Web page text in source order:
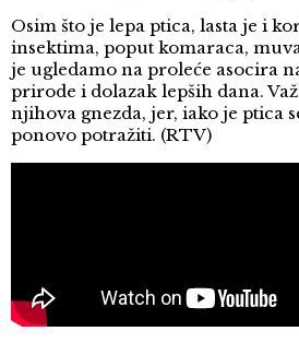
Osim što je lepa ptica, lasta je i
insektima, poput komaraca,
je ugledamo na proleće asocira
prirode i dolazak lepših dana.
njihova gnezda, jer, iako je ptica
ponovo potražiti. (RTV)